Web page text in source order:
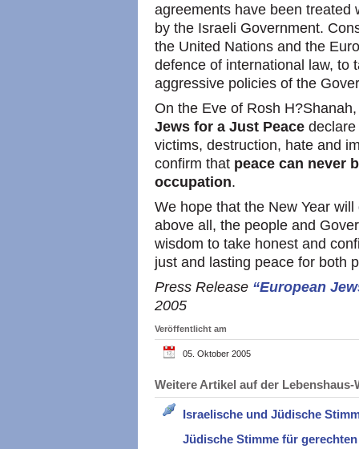
agreements have been treated
by the Israeli Government.
the United Nations and the
defence of international law, to
aggressive policies of the
On the Eve of Rosh
Jews for a Just Peace
victims, destruction, hate and
confirm that peace can never
occupation.
We hope that the New Year
above all, the people and
wisdom to take honest and
just and lasting peace for both
Press Release “European
2005
Veröffentlicht am
05. Oktober 2005
Weitere Artikel auf der
Israelische und Jüdische
Jüdische Stimme für